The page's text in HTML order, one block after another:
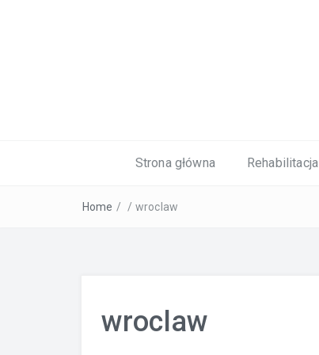
Strona główna Rehabilitacja
Home / / wroclaw
wroclaw